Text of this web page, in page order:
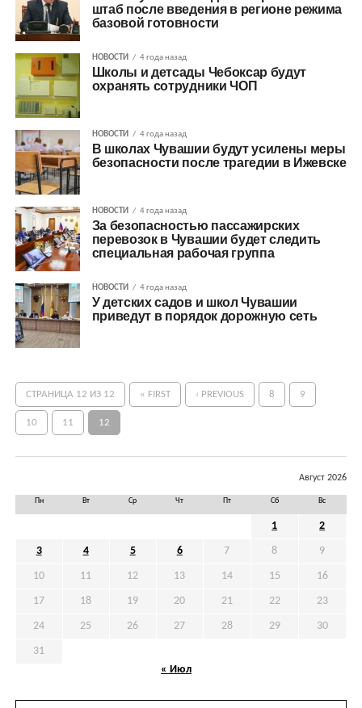
штаб после введения в регионе режима
базовой готовности
НОВОСТИ 4 года назад
Школы и детсады Чебоксар будут
охранять сотрудники ЧОП
НОВОСТИ 4 года назад
В школах Чувашии будут усилены меры
безопасности после трагедии в Ижевске
НОВОСТИ 4 года назад
За безопасностью пассажирских
перевозок в Чувашии будет следить
специальная рабочая группа
НОВОСТИ 4 года назад
У детских садов и школ Чувашии
приведут в порядок дорожную сеть
СТРАНИЦА 12 ИЗ 12 « FIRST ‹ PREVIOUS 8 9
10 11 12
Август 2026
Пн Вт Ср Чт Пт Сб Вс
1 2
3 4 5 6 7 8 9
10 11 12 13 14 15 16
17 18 19 20 21 22 23
24 25 26 27 28 29 30
31
« Июл